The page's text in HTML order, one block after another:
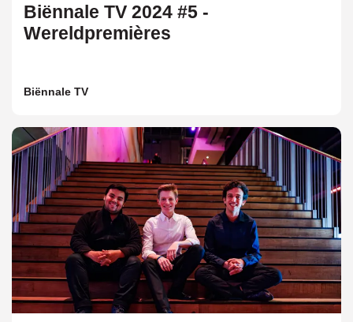
Biënnale TV 2024 #5 -
Wereldpremières
Biënnale TV